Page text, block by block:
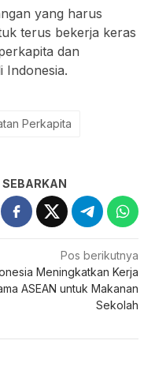
yang harus
terus bekerja keras
dan
Indonesia.
Perkapita
SEBARKAN
Pos berikutnya
Meningkatkan Kerja
ASEAN untuk Makanan
Sekolah